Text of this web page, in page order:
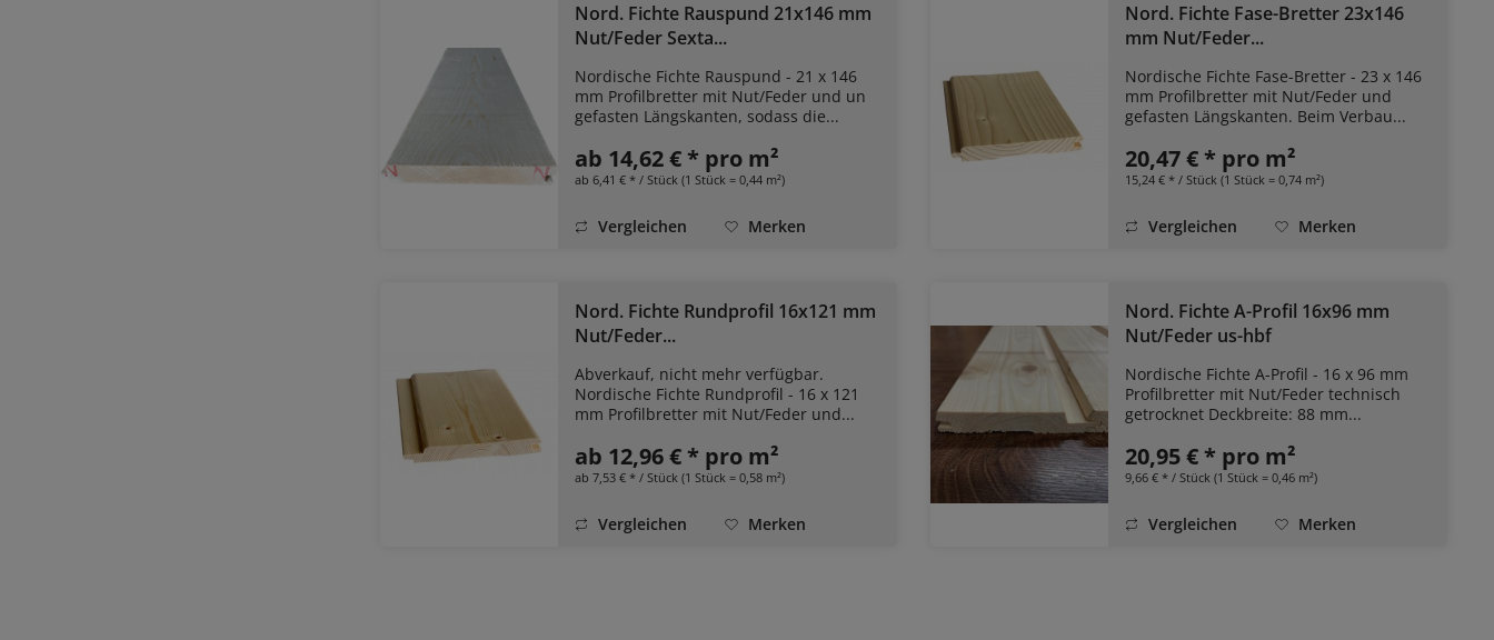
Nord. Fichte Rauspund 21x146 mm
Nut/Feder Sexta...
Nordische Fichte Rauspund - 21 x 146
mm Profilbretter mit Nut/Feder und un
gefasten Längskanten, sodass die...
ab 14,62 € * pro m²
ab 6,41 € * / Stück (1 Stück = 0,44 m²)
Vergleichen Merken
Nord. Fichte Fase-Bretter 23x146
mm Nut/Feder...
Nordische Fichte Fase-Bretter - 23 x 146
mm Profilbretter mit Nut/Feder und
gefasten Längskanten. Beim Verbau...
20,47 € * pro m²
15,24 € * / Stück (1 Stück = 0,74 m²)
Vergleichen Merken
Nord. Fichte Rundprofil 16x121 mm
Nut/Feder...
Abverkauf, nicht mehr verfügbar.
Nordische Fichte Rundprofil - 16 x 121
mm Profilbretter mit Nut/Feder und...
ab 12,96 € * pro m²
ab 7,53 € * / Stück (1 Stück = 0,58 m²)
Vergleichen Merken
Nord. Fichte A-Profil 16x96 mm
Nut/Feder us-hbf
Nordische Fichte A-Profil - 16 x 96 mm
Profilbretter mit Nut/Feder technisch
getrocknet Deckbreite: 88 mm...
20,95 € * pro m²
9,66 € * / Stück (1 Stück = 0,46 m²)
Vergleichen Merken